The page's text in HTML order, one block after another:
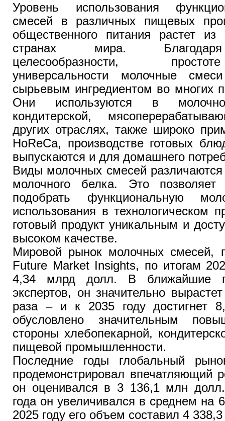
Уровень использования
смесей в различных пищевых
общественного питания растет
странах мира. Благодаря
целесообразности,
универсальности молочные
сырьевым ингредиентом во многих
Они используются в
кондитерской,
других отраслях, также широко
HoReCa, производстве готовых
выпускаются и для домашнего
Виды молочных смесей
молочного белка. Это позволяет
подобрать функциональную
использования в технологическом
готовый продукт уникальным и
высоком качестве.
Мировой рынок молочных смесей,
Future Market Insights, по итогам
4,34 млрд долл. В ближайшие
экспертов, он значительно
раза – и к 2035 году достигнет
обусловлено значительным
стороны хлебопекарной,
пищевой промышленности.
Последние годы глобальный
продемонстрировал впечатляющий
он оценивался в 3 136,1 млн
года он увеличивался в среднем на
2025 году его объем составил 4